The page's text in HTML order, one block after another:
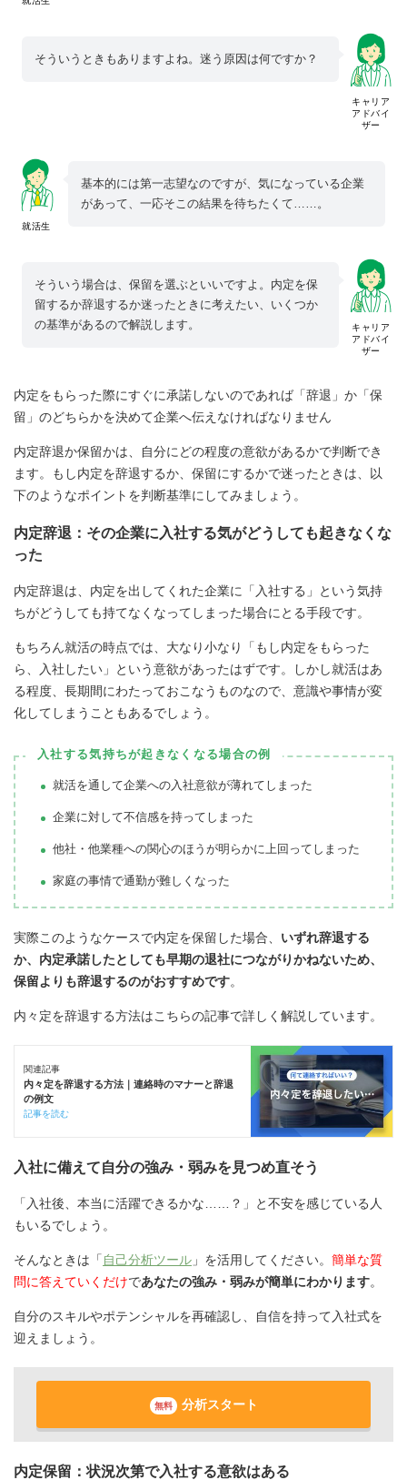
キャリア
アドバイ
ザー
そういうときもありますよね。迷う原因は何ですか？
就活生
基本的には第一志望なのですが、気になっている企業
があって、一応そこの結果を待ちたくて……。
キャリア
アドバイ
ザー
そういう場合は、保留を選ぶといいですよ。内定を保
留するか辞退するか迷ったときに考えたい、いくつか
の基準があるので解説します。
内定をもらった際にすぐに承諾しないのであれば「辞退」か「保
留」のどちらかを決めて企業へ伝えなければなりません
内定辞退か保留かは、自分にどの程度の意欲があるかで判断でき
ます。もし内定を辞退するか、保留にするかで迷ったときは、以
下のようなポイントを判断基準にしてみましょう。
内定辞退：その企業に入社する気がどうしても起きなくな
った
内定辞退は、内定を出してくれた企業に「入社する」という気持
ちがどうしても持てなくなってしまった場合にとる手段です。
もちろん就活の時点では、大なり小なり「もし内定をもらった
ら、入社したい」という意欲があったはずです。しかし就活はあ
る程度、長期間にわたっておこなうものなので、意識や事情が変
化してしまうこともあるでしょう。
入社する気持ちが起きなくなる場合の例
就活を通して企業への入社意欲が薄れてしまった
企業に対して不信感を持ってしまった
他社・他業種への関心のほうが明らかに上回ってしまった
家庭の事情で通勤が難しくなった
実際このようなケースで内定を保留した場合、 いずれ辞退する
か、内定承諾したとしても早期の退社につながりかねないため、
保留よりも辞退するのがおすすめです。
内々定を辞退する方法はこちらの記事で詳しく解説しています。
関連記事
内々定を辞退する方法｜連絡時のマナーと辞退
の例文
記事を読む
入社に備えて自分の強み・弱みを見つめ直そう
「入社後、本当に活躍できるかな……？」と不安を感じている人
もいるでしょう。
そんなときは「 自己分析ツール 」を活用してください。 簡単な質
問に答えていくだけであなたの強み・弱みが簡単にわかります。
自分のスキルやポテンシャルを再確認し、自信を持って入社式を
迎えましょう。
無料 分析スタート
内定保留：状況次第で入社する意欲はある